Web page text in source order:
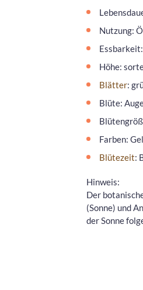
Nutzung:
Höhe:
Blätter:
Blüte:
Farben:
Blütezeit:
Hinweis:
Der
(Sonne) und
der Sonne